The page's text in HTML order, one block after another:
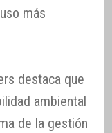
más
destaca que
ambiental
de la gestión